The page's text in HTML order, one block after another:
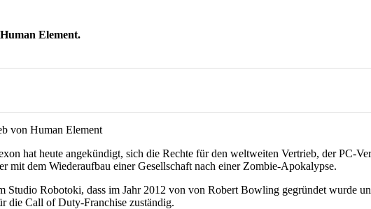
Element.
hat heute angekündigt, sich die Rechte für den weltweiten Vertrieb, der PC-
mit dem Wiederaufbau einer Gesellschaft nach einer Zombie-Apokalypse.
Studio Robotoki, dass im Jahr 2012 von von Robert Bowling gegründet wurde
die Call of Duty-Franchise zuständig.